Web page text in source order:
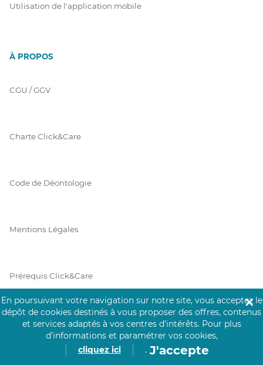
Utilisation de l'application mobile
À PROPOS
CGU / GGV
Charte Click&Care
Code de Déontologie
Mentions Légales
Prérequis Click&Care
Protection des Données
En poursuivant votre navigation sur notre site, vous acceptez le
dépôt de cookies destinés à vous proposer des offres, contenus
et services adaptés à vos centres d’intérêts. Pour plus
d’informations et paramétrer vos cookies,
cliquez ici
. J'accepte
✕